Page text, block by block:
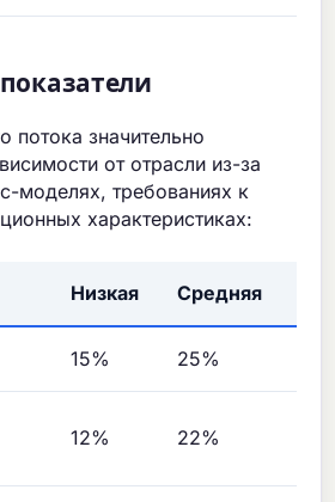
значительно
от отрасли из-за
моделях, требованиях к
характеристиках:
Низкая Средняя
15% 25%
12% 22%